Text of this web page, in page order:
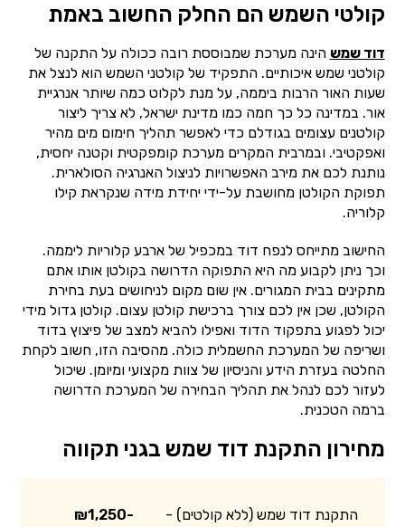
קולטי השמש הם החלק החשוב באמת
דוד שמש הינה מערכת שמבוססת רובה ככולה על התקנה של
קולטני שמש איכותיים. התפקיד של קולטני השמש הוא לנצל את
שעות האור הרבות ביממה, על מנת לקלוט כמה שיותר אנרגיית
אור. במדינה כל כך חמה כמו מדינת ישראל, לא צריך ליצור
קולטנים עצומים בגודלם כדי לאפשר תהליך חימום מים מהיר
ואפקטיבי. ובמרבית המקרים מערכת קומפקטית וקטנה יחסית,
נותנת לכם את מירב האפשרויות לניצול האנרגיה הסולארית.
תפוקת הקולטן מחושבת על-ידי יחידת מידה שנקראת קילו
קלוריה.
החישוב מתייחס לנפח דוד במכפיל של ארבע קלוריות ליממה.
וכך ניתן לקבוע מה היא התפוקה הדרושה בקולטן אותו אתם
מתקינים בבית המגורים. אין שום מקום לניחושים בעת בחירת
הקולטן, שכן אין לכם צורך ברכישת קולטן עצום. קולטן גדול מידי
יכול לפגוע בתפקוד הדוד ואפילו להביא למצב של פיצוץ בדוד
ושריפה של המערכת החשמלית כולה. מהסיבה הזו, חשוב לקחת
החלטה בעזרת הידע והניסיון של צוות מקצועי ומיומן. שיכול
לעזור לכם לנהל את תהליך הבחירה של המערכת הדרושה
ברמה הטכנית.
מחירון התקנת דוד שמש בגני תקווה
התקנת דוד שמש (ללא קולטים) -
₪1,250-